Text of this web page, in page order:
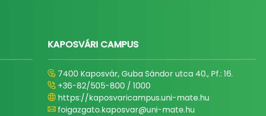
KAPOSVÁRI CAMPUS
7400 Kaposvár, Guba Sándor utca 40., Pf.: 16.
+36-82/505-800 / 1000
https://kaposvaricampus.uni-mate.hu
foigazgato.kaposvar@uni-mate.hu